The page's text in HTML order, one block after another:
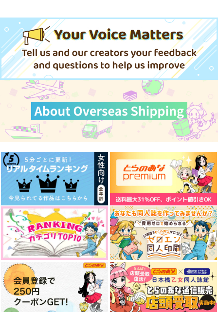
星 die Leuchtenden
Sterne
みたらし団子
572
カイザー×潔世一
サンプル
作品詳細
No Doubt No Die～後
編準備号～
水少年
220
サンプル
作品詳細
僕らのここから
ネギまし無双
（税込）
サンプル
作品詳細
のすすめ
HONEY CANDY
専売 1,045円（税込）
東京卍リベンジャーズ
松野千冬×花垣武道
サンプル
カート
fter！
こんなもん
専売 990円
東京卍リベンジャーズ
場地圭介×松野千冬
サンプル
満
独奏華
専売 787円 （税込）
東京卍リベンジャーズ
場地圭介×松野千冬
サンプル
千冬がぬいになりまし
て！？
TSUBUKKO
専売 629円
東京卍リベンジャーズ
松野千冬×花垣武道
サンプル
Anecdotes
こんなもん
専売 472円（税込）
東京卍リベンジャーズ
場地圭介×松野千冬
サンプル
知らないままでいて
はらぺこ。
専売 472円（税込）
東京卍リベンジャーズ
羽宮一虎×松野千冬
サンプル